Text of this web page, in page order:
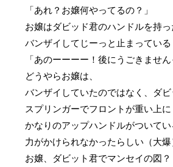
「あれ？お嬢何やってるの？」
お嬢はダビッド君のハンドルを持っ
バンザイしてじーっと止まってい
「あのーーーー！後にうごきません
どうやらお嬢は、
バンザイしていたのではなく、ダ
スプリンガーでフロントが重い上に
かなりのアップハンドルがついて
力がかけられなかったらしい（大爆
お嬢、ダビット君でマンセイの図？